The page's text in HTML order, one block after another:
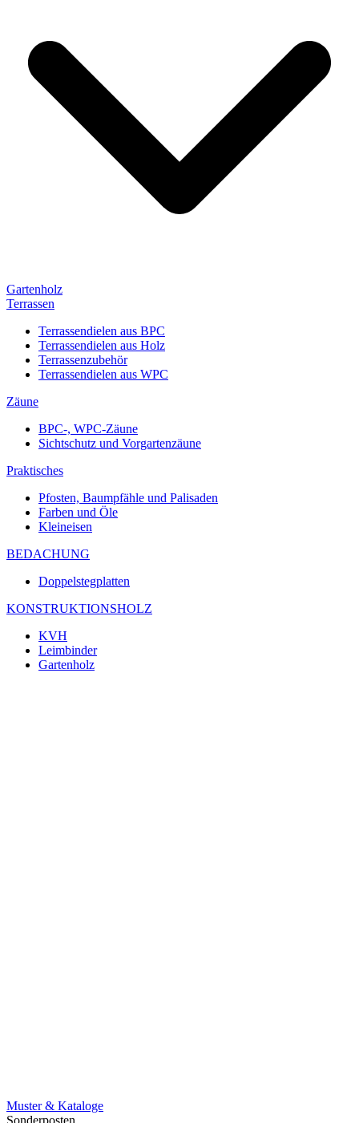
Gartenholz
Terrassen
Terrassendielen aus BPC
Terrassendielen aus Holz
Terrassenzubehör
Terrassendielen aus WPC
Zäune
BPC-, WPC-Zäune
Sichtschutz und Vorgartenzäune
Praktisches
Pfosten, Baumpfähle und Palisaden
Farben und Öle
Kleineisen
BEDACHUNG
Doppelstegplatten
KONSTRUKTIONSHOLZ
KVH
Leimbinder
Gartenholz
Muster & Kataloge
Sonderposten